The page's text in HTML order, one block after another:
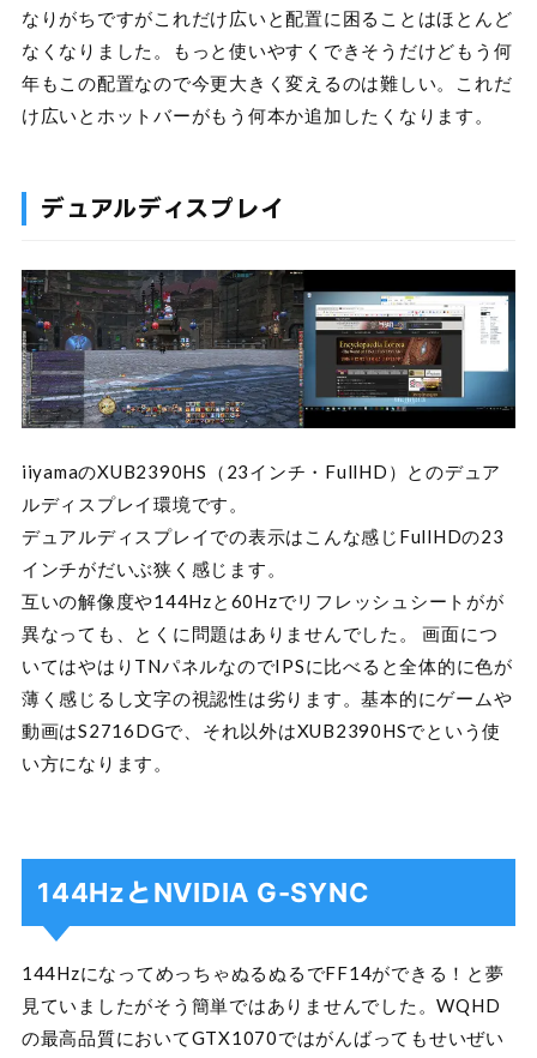
なりがちですがこれだけ広いと配置に困ることはほとんど
なくなりました。もっと使いやすくできそうだけどもう何
年もこの配置なので今更大きく変えるのは難しい。これだ
け広いとホットバーがもう何本か追加したくなります。
デュアルディスプレイ
iiyamaのXUB2390HS（23インチ・FullHD）とのデュア
ルディスプレイ環境です。
デュアルディスプレイでの表示はこんな感じFullHDの23
インチがだいぶ狭く感じます。
互いの解像度や144Hzと60Hzでリフレッシュシートがが
異なっても、とくに問題はありませんでした。 画面につ
いてはやはりTNパネルなのでIPSに比べると全体的に色が
薄く感じるし文字の視認性は劣ります。基本的にゲームや
動画はS2716DGで、それ以外はXUB2390HSでという使
い方になります。
144HzとNVIDIA G-SYNC
144HzになってめっちゃぬるぬるでFF14ができる！と夢
見ていましたがそう簡単ではありませんでした。WQHD
の最高品質においてGTX1070ではがんばってもせいぜい